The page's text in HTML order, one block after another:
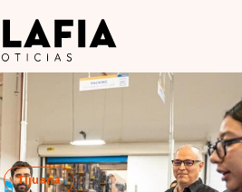
Tijuana